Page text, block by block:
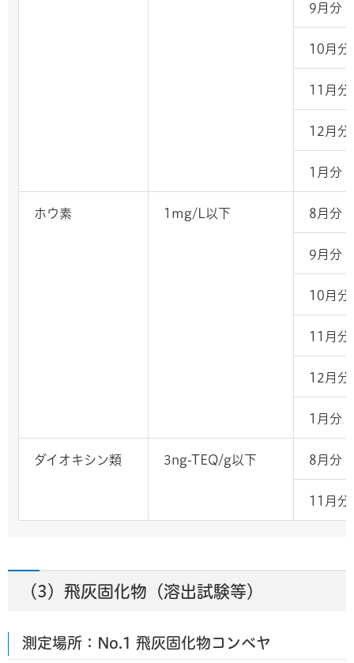
9月分
10月分
11月分
12月分
1月分
ホウ素 1mg/L以下 8月分
9月分
10月分
11月分
12月分
1月分
ダイオキシン類 3ng-TEQ/g以下 8月分
11月分
（3）飛灰固化物（溶出試験等）
測定場所：No.1 飛灰固化物コンベヤ